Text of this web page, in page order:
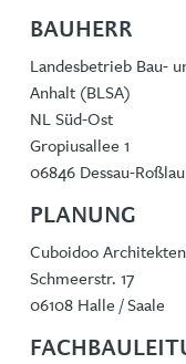
BAUHERR
Landesbetrieb Bau-
Anhalt (BLSA)
NL Süd-Ost
Gropiusallee 1
06846 Dessau-Roßlau
PLANUNG
Cuboidoo
Schmeerstr. 17
06108 Halle / Saale